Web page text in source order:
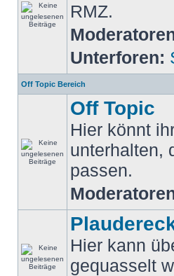
RMZ.
Unterforen:
Off Topic Bereich
Off Topic
Hier könnt
unterhalten,
passen.
Hier kann
gequasselt